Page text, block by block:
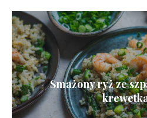
Smażony ryż ze